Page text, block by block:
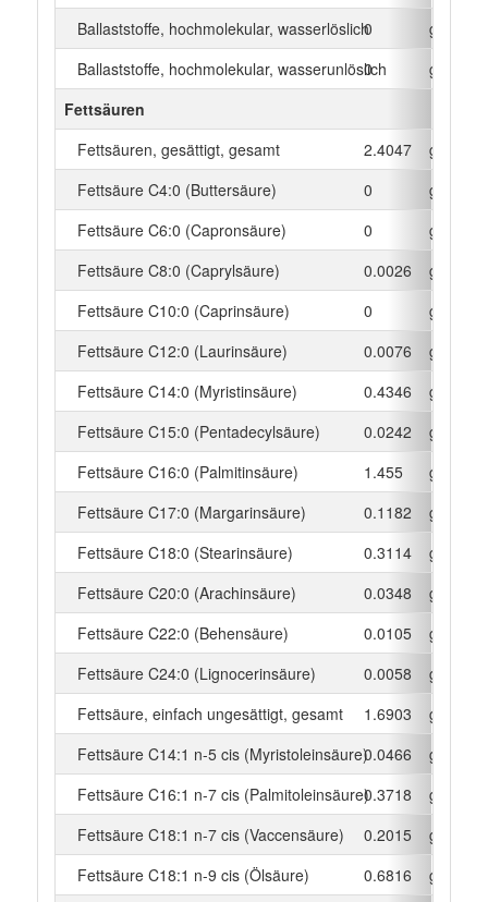
Ballaststoffe, hochmolekular, wasserlöslich0
g
Ballaststoffe, hochmolekular, wasserunlöslich
0
g
Fettsäuren
Fettsäuren, gesättigt, gesamt
2.4047
g
Fettsäure C4:0 (Buttersäure)
0
g
Fettsäure C6:0 (Capronsäure)
0
g
Fettsäure C8:0 (Caprylsäure)
0.0026
g
Fettsäure C10:0 (Caprinsäure)
0
g
Fettsäure C12:0 (Laurinsäure)
0.0076
g
Fettsäure C14:0 (Myristinsäure)
0.4346
g
Fettsäure C15:0 (Pentadecylsäure)
0.0242
g
Fettsäure C16:0 (Palmitinsäure)
1.455
g
Fettsäure C17:0 (Margarinsäure)
0.1182
g
Fettsäure C18:0 (Stearinsäure)
0.3114
g
Fettsäure C20:0 (Arachinsäure)
0.0348
g
Fettsäure C22:0 (Behensäure)
0.0105
g
Fettsäure C24:0 (Lignocerinsäure)
0.0058
g
Fettsäure, einfach ungesättigt, gesamt
1.6903
g
Fettsäure C14:1 n-5 cis (Myristoleinsäure)0.0466
g
Fettsäure C16:1 n-7 cis (Palmitoleinsäure)0.3718
g
Fettsäure C18:1 n-7 cis (Vaccensäure)
0.2015
g
Fettsäure C18:1 n-9 cis (Ölsäure)
0.6816
g